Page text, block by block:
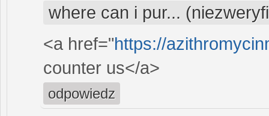
where can i pur...
<a href="https://
counter us</a>
odpowiedz